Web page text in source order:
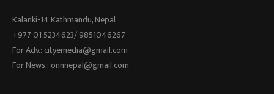
Kalanki-14 Kathmandu, Nepal
+977 01 5234623/ 9851046267
For Adv.: cityemedia@gmail.com
For News.: onnnepal@gmail.com